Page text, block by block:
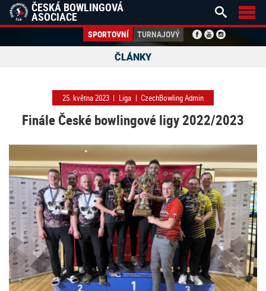
ČESKÁ BOWLINGOVÁ
ASOCIACE
SPORTOVNÍ TURNAJOVÝ
 
ČLÁNKY
25. května 2023 | Liga | CzechBowling Admin
Finále České bowlingové ligy 2022/2023